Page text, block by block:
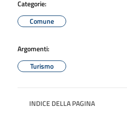
Categorie:
Comune
Argomenti:
Turismo
INDICE DELLA PAGINA